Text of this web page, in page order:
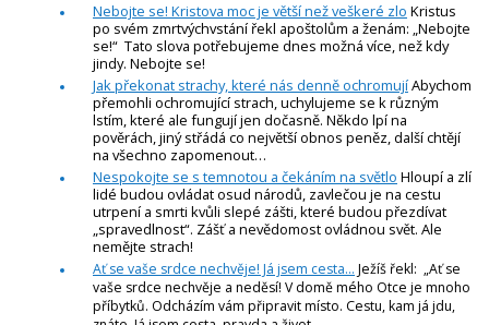
Nebojte se! Kristova moc je větší než veškeré zlo Kristus
po svém zmrtvýchvstání řekl apoštolům a ženám: „Nebojte
se!“ Tato slova potřebujeme dnes možná více, než kdy
jindy. Nebojte se!
Jak překonat strachy, které nás denně ochromujíAbychom
přemohli ochromující strach, uchylujeme se k různým
lstím, které ale fungují jen dočasně. Někdo lpí na
pověrách, jiný střádá co největší obnos peněz, další chtějí
na všechno zapomenout…
Nespokojte se s temnotou a čekáním na světlo Hloupí a zlí
lidé budou ovládat osud národů, zavlečou je na cestu
utrpení a smrti kvůli slepé zášti, které budou přezdívat
„spravedlnost“. Zášť a nevědomost ovládnou svět. Ale
nemějte strach!
Ať se vaše srdce nechvěje! Já jsem cesta... Ježíš řekl: „Ať se
vaše srdce nechvěje a neděsí! V domě mého Otce je mnoho
příbytků. Odcházím vám připravit místo. Cestu, kam já jdu,